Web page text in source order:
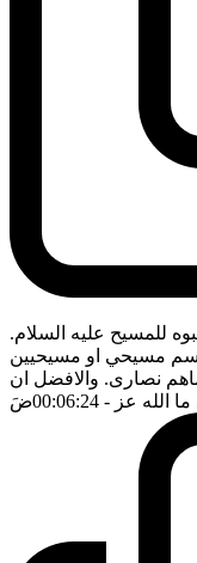
للمسيح عليه السلام.
اسم مسيحي او مسيحيين
نصارى. والافضل ان
الله عز - 00:06:24 ضَ